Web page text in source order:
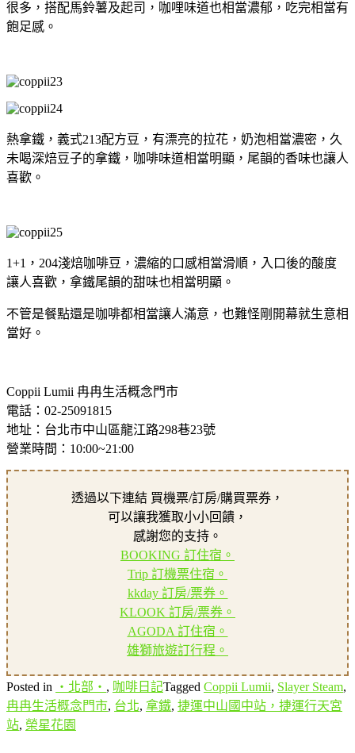
很多，搭配馬鈴薯及起司，咖哩味道也相當濃郁，吃完相當有
飽足感。
熱拿鐵，義式213配方豆，有漂亮的拉花，奶泡相當濃密，久
未喝深焙豆子的拿鐵，咖啡味道相當明顯，尾韻的香味也讓人
喜歡。
1+1，204淺焙咖啡豆，濃縮的口感相當滑順，入口後的酸度
讓人喜歡，拿鐵尾韻的甜味也相當明顯。
不管是餐點還是咖啡都相當讓人滿意，也難怪剛開幕就生意相
當好。
Coppii Lumii 冉冉生活概念門市
電話：02-25091815
地址：台北市中山區龍江路298巷23號
營業時間：10:00~21:00
透過以下連結 買機票/訂房/購買票券，
可以讓我獲取小小回饋，
感謝您的支持。
BOOKING 訂住宿。
Trip 訂機票住宿。
kkday 訂房/票券。
KLOOK 訂房/票券。
AGODA 訂住宿。
雄獅旅遊訂行程。
Posted in ‧北部‧ , 咖啡日記Tagged Coppii Lumii, Slayer Steam,
冉冉生活概念門市, 台北, 拿鐵, 捷運中山國中站，捷運行天宮
站, 榮星花園